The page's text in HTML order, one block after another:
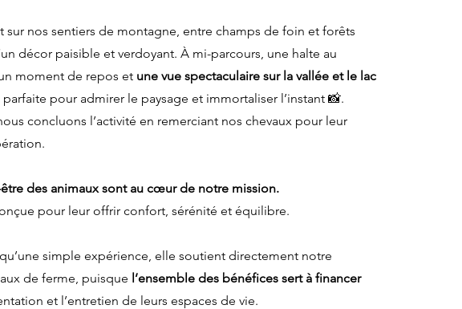
sur nos sentiers de montagne, entre champs de foin et forêts
décor paisible et verdoyant. À mi-parcours, une halte au
moment de repos et une vue spectaculaire sur la vallée et le lac
pour admirer le paysage et immortaliser l’instant 📸.
concluons l’activité en remerciant nos chevaux pour leur
des animaux sont au cœur de notre mission.
pour leur offrir confort, sérénité et équilibre.
qu’une simple expérience, elle soutient directement notre
de ferme, puisque l’ensemble des bénéfices sert à financer
et l’entretien de leurs espaces de vie.